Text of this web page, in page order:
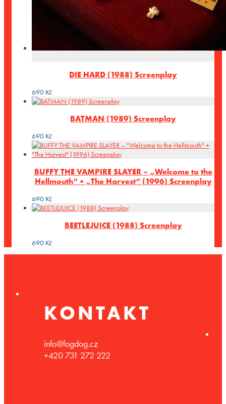
DIE HARD (1988) Screenplay
690 Kč
BATMAN (1989) Screenplay
690 Kč
BUFFY THE VAMPIRE SLAYER – „Welcome to the
Hellmouth“ + „The Harvest“ (1996) Screenplay
690 Kč
BEETLEJUICE (1988) Screenplay
690 Kč
KONTAKT
info@fogdog.cz
+420 731 272 222